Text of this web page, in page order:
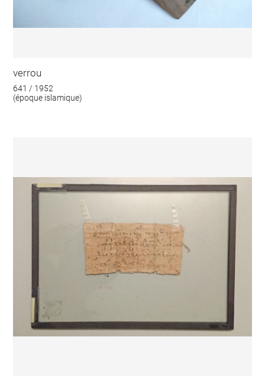
verrou
641 / 1952
(époque islamique)